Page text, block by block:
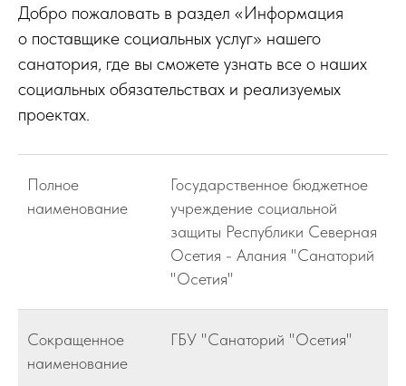
Добро пожаловать в раздел «Информация
о поставщике социальных услуг» нашего
санатория, где вы сможете узнать все о наших
социальных обязательствах и реализуемых
проектах.
Полное
наименование
Государственное бюджетное
учреждение социальной
защиты Республики Северная
Осетия - Алания "Санаторий
"Осетия"
Сокращенное
наименование
ГБУ "Санаторий "Осетия"